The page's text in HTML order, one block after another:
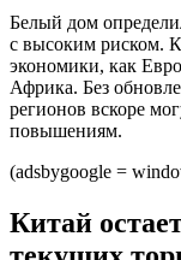
Белый дом
с высоким риском.
экономики, как
Африка. Без
регионов вскоре
повышениям.
(adsbygoogle =
Китай